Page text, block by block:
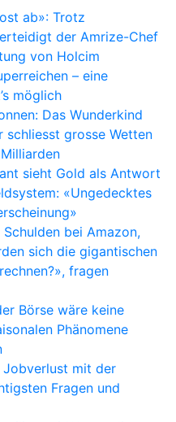
ab»: Trotz
der Amrize-Chef
von Holcim
– eine
möglich
Das Wunderkind
schliesst grosse Wetten
sieht Gold als Antwort
«Ungedecktes
bei Amazon,
sich die gigantischen
fragen
Börse wäre keine
Phänomene
Jobverlust mit der
Fragen und